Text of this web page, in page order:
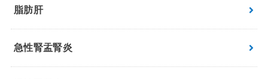
脂肪肝
急性腎盂腎炎